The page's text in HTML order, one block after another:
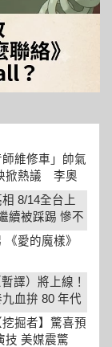
維修車」帥氣
掀熱議 李奧
番茄觀眾評價
8/14全台上
續被踩踢 慘不
愛的魔樣》
譯）將上線！
血拚 80 年代
掘者】驚喜預
技 美媒震驚